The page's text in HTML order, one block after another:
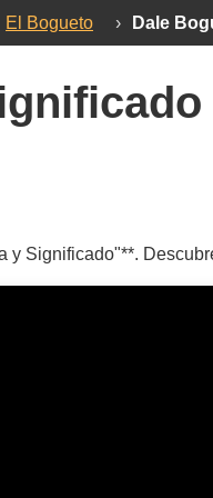
El Bogueto ›
Dale
y Significado"**.